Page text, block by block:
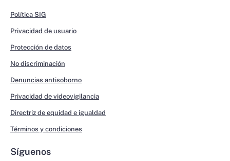
Política SIG
Privacidad de usuario
Protección de datos
No discriminación
Denuncias antisoborno
Privacidad de videovigilancia
Directriz de equidad e igualdad
Términos y condiciones
Síguenos